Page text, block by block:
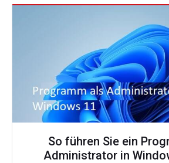
So führen Sie ein
Administrator in